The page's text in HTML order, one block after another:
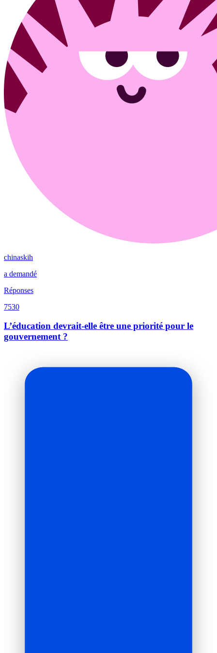
chinaskih
a demandé
Réponses
7530
L’éducation devrait-elle être une priorité pour le
gouvernement ?